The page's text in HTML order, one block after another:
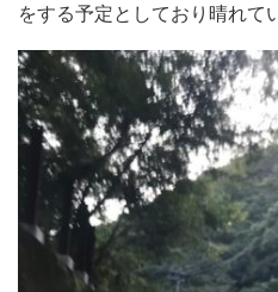
をする予定としており晴れて